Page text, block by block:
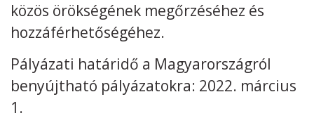
Kövess minket unescohungary
közös örökségének megőrzéséhez és
hozzáférhetőségéhez.
Pályázati határidő a Magyarországról
benyújtható pályázatokra: 2022. március
1.